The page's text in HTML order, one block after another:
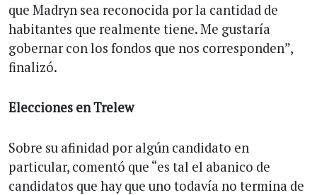
que Madryn sea reconocida por la cantidad de
habitantes que realmente tiene. Me gustaría
gobernar con los fondos que nos corresponden”,
finalizó.
Elecciones en Trelew
Sobre su afinidad por algún candidato en
particular, comentó que “es tal el abanico de
candidatos que hay que uno todavía no termina de